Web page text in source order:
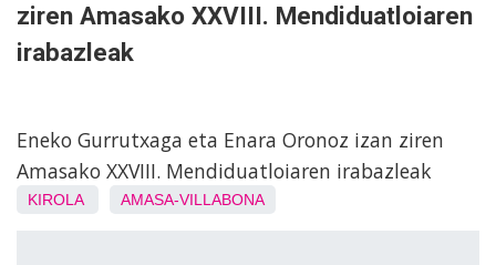
ziren Amasako XXVIII. Mendiduatloiaren
irabazleak
Eneko Gurrutxaga eta Enara Oronoz izan ziren
Amasako XXVIII. Mendiduatloiaren irabazleak
KIROLA AMASA-VILLABONA